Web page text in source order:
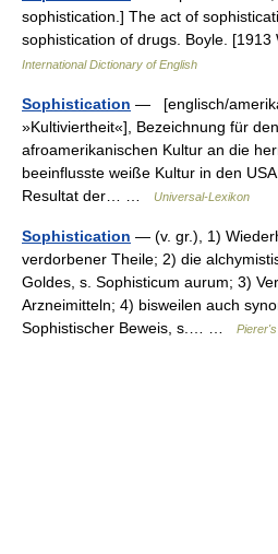
sophistication.] The act of
sophistication of drugs. Boyle.
International Dictionary of English
Sophistication — [englisch/
»Kultiviertheit«], Bezeichnung für
afroamerikanischen Kultur an die
beeinflusste weiße Kultur in den
Resultat der… …
Universal-Lexikon
Sophistication — (v. gr.), 1)
verdorbener Theile; 2) die
Goldes, s. Sophisticum aurum; 3)
Arzneimitteln; 4) bisweilen auch
Sophistischer Beweis, s.… …